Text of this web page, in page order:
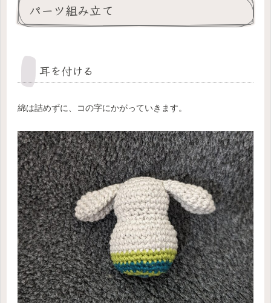
パーツ組み立て
耳を付ける
綿は詰めずに、コの字にかがっていきます。